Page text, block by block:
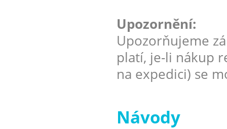
Upozornění:
Upozorňujeme
platí, je-li nákup
na expedici) se
Návody